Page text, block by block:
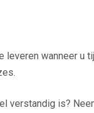
leveren wanneer u
verstandig is?